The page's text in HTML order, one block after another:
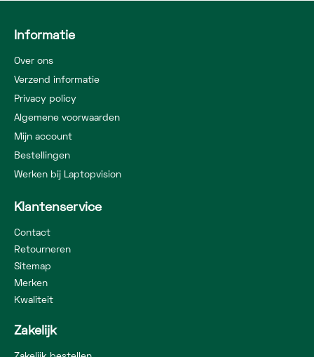
Informatie
Over ons
Verzend informatie
Privacy policy
Algemene voorwaarden
Mijn account
Bestellingen
Werken bij Laptopvision
Klantenservice
Contact
Retourneren
Sitemap
Merken
Kwaliteit
Zakelijk